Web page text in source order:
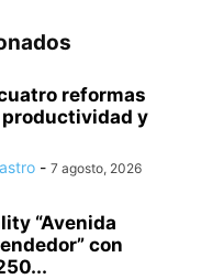
reformas
productividad y
- 7 agosto, 2026
“Avenida
con